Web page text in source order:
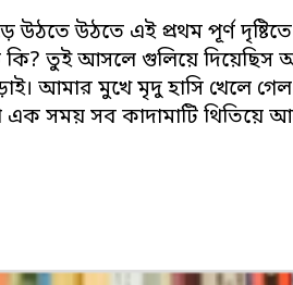
উঠতে উঠতে এই প্রথম পূর্ণ
তুই আসলে গুলিয়ে দিয়েছিস
আমার মুখে মৃদু হাসি খেলে
এক সময় সব কাদামাটি থিতিয়ে